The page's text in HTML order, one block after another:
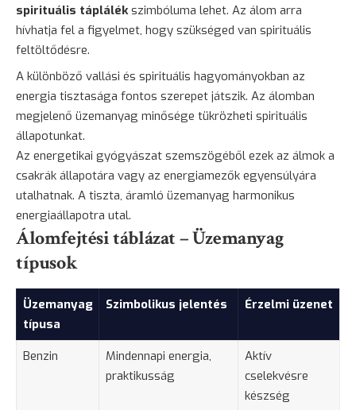
spirituális táplálékszimbóluma lehet. Az álom arra
hívhatja fel a figyelmet, hogy szükséged van spirituális
feltöltődésre.
A különböző vallási és spirituális hagyományokban az
energia tisztasága fontos szerepet játszik. Az álomban
megjelenő üzemanyag minősége tükrözheti spirituális
állapotunkat.
Az energetikai gyógyászat szemszögéből ezek az álmok a
csakrák állapotára vagy az energiamezők egyensúlyára
utalhatnak. A tiszta, áramló üzemanyag harmonikus
energiaállapotra utal.
Álomfejtési táblázat – Üzemanyag
típusok
Üzemanyag
típusa
Szimbolikus jelentés Érzelmi üzenet
Benzin
Mindennapi energia,
praktikusság
Aktív
cselekvésre
készség